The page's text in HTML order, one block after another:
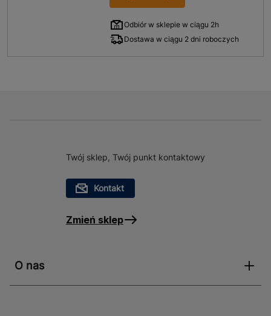
Odbiór w sklepie w ciągu 2h
Dostawa w ciągu 2 dni roboczych
Twój sklep, Twój punkt kontaktowy
Kontakt
Zmień sklep
O nas